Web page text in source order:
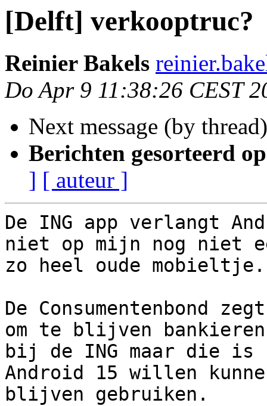
[Delft] verkooptruc?
Reinier Bakels
Do Apr 9 11:38:26 CEST
Next message (by
Berichten gesorteerd
] [ auteur ]
De ING app verlangt
niet op mijn nog niet
zo heel oude mobieltje.
De Consumentenbond
om te blijven bankieren
bij de ING maar die is
Android 15 willen
blijven gebruiken.